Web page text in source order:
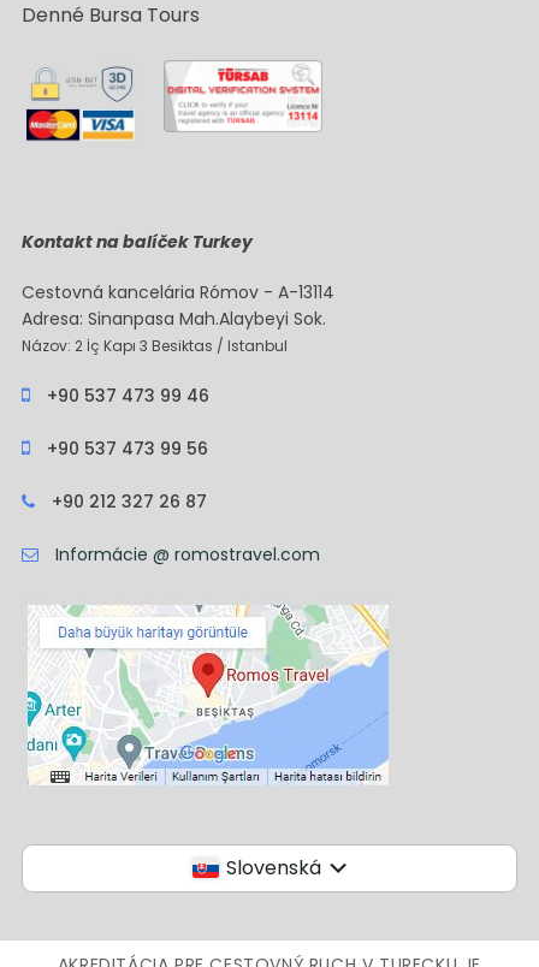
Denné Bursa Tours
Kontakt na balíček Turkey
Cestovná kancelária Rómov - A-13114
Adresa: Sinanpasa Mah.Alaybeyi Sok.
Názov: 2 İç Kapı 3 Besiktas / Istanbul
+90 537 473 99 46
+90 537 473 99 56
+90 212 327 26 87
Informácie @ romostravel.com
Slovenská